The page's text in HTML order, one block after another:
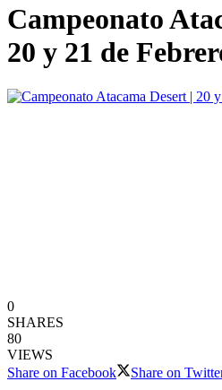
Campeonato
20 y 21 de
0
SHARES
80
VIEWS
Share on Facebook
Share on